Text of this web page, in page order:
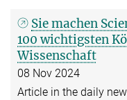
Sie machen
100 wichtigsten
Wissenschaft
08 Nov 2024
Article in the daily